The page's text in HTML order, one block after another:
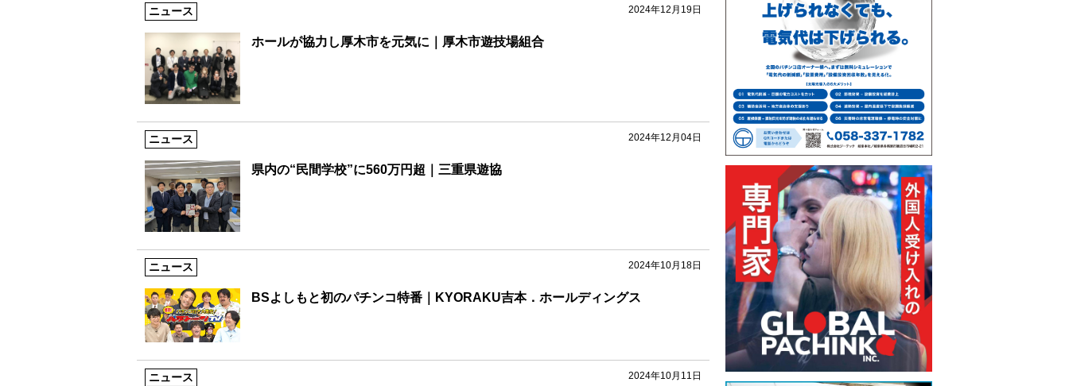
2024年12月19日
ニュース
ホールが協力し厚木市を元気に｜厚木市遊技場組合
2024年12月04日
ニュース
県内の“民間学校”に560万円超｜三重県遊協
2024年10月18日
ニュース
BSよしもと初のパチンコ特番｜KYORAKU吉本．ホールディングス
2024年10月11日
ニュース